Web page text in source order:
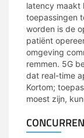
latency maakt
toepassingen
worden is de
patiënt
omgeving
remmen. 5G
dat real-time
Kortom;
moest zijn,